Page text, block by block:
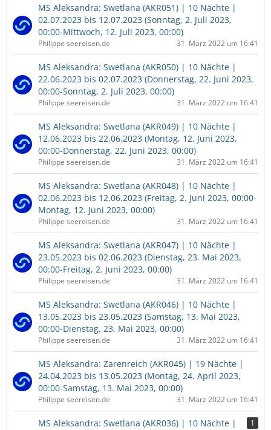
MS Aleksandra: Swetlana (AKR051) | 10 Nächte |
02.07.2023 bis 12.07.2023 (Sonntag, 2. Juli 2023,
00:00-Mittwoch, 12. Juli 2023, 00:00)
Philippe seereisen.de 31. März 2022 um 16:41
MS Aleksandra: Swetlana (AKR050) | 10 Nächte |
22.06.2023 bis 02.07.2023 (Donnerstag, 22. Juni 2023,
00:00-Sonntag, 2. Juli 2023, 00:00)
Philippe seereisen.de 31. März 2022 um 16:41
MS Aleksandra: Swetlana (AKR049) | 10 Nächte |
12.06.2023 bis 22.06.2023 (Montag, 12. Juni 2023,
00:00-Donnerstag, 22. Juni 2023, 00:00)
Philippe seereisen.de 31. März 2022 um 16:41
MS Aleksandra: Swetlana (AKR048) | 10 Nächte |
02.06.2023 bis 12.06.2023 (Freitag, 2. Juni 2023, 00:00-
Montag, 12. Juni 2023, 00:00)
Philippe seereisen.de 31. März 2022 um 16:41
MS Aleksandra: Swetlana (AKR047) | 10 Nächte |
23.05.2023 bis 02.06.2023 (Dienstag, 23. Mai 2023,
00:00-Freitag, 2. Juni 2023, 00:00)
Philippe seereisen.de 31. März 2022 um 16:41
MS Aleksandra: Swetlana (AKR046) | 10 Nächte |
13.05.2023 bis 23.05.2023 (Samstag, 13. Mai 2023,
00:00-Dienstag, 23. Mai 2023, 00:00)
Philippe seereisen.de 31. März 2022 um 16:41
MS Aleksandra: Zarenreich (AKR045) | 19 Nächte |
24.04.2023 bis 13.05.2023 (Montag, 24. April 2023,
00:00-Samstag, 13. Mai 2023, 00:00)
Philippe seereisen.de 31. März 2022 um 16:41
MS Aleksandra: Swetlana (AKR036) | 10 Nächte |
1